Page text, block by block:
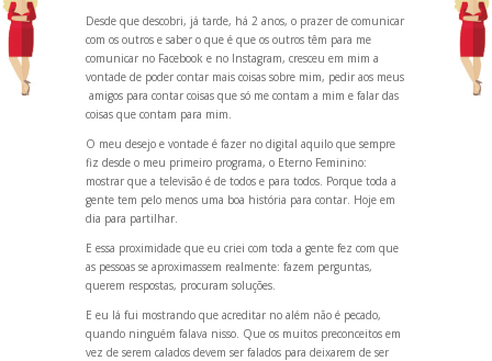
Desde que descobri, já tarde, há 2 anos, o prazer de comunicar
com os outros e saber o que é que os outros têm para me
comunicar no Facebook e no Instagram, cresceu em mim a
vontade de poder contar mais coisas sobre mim, pedir aos meus
amigos para contar coisas que só me contam a mim e falar das
coisas que contam para mim.
O meu desejo e vontade é fazer no digital aquilo que sempre
fiz desde o meu primeiro programa, o Eterno Feminino:
mostrar que a televisão é de todos e para todos. Porque toda a
gente tem pelo menos uma boa história para contar. Hoje em
dia para partilhar.
E essa proximidade que eu criei com toda a gente fez com que
as pessoas se aproximassem realmente: fazem perguntas,
querem respostas, procuram soluções.
E eu lá fui mostrando que acreditar no além não é pecado,
quando ninguém falava nisso. Que os muitos preconceitos em
vez de serem calados devem ser falados para deixarem de ser